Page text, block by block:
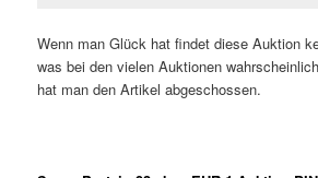
Wenn man Glück hat findet diese Auktion
was bei den vielen Auktionen
hat man den Artikel abgeschossen.